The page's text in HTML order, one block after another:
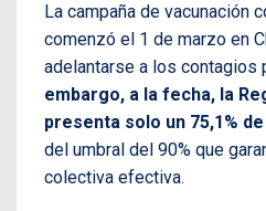
La campaña de vacunación
comenzó el 1 de marzo en
adelantarse a los contagios
embargo, a la fecha, la
presenta solo un 75,1%
del umbral del 90% que
colectiva efectiva.